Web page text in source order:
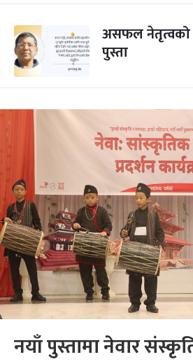
असफल नेतृत्वको
पुस्ता
नयाँ पुस्तामा नेवार